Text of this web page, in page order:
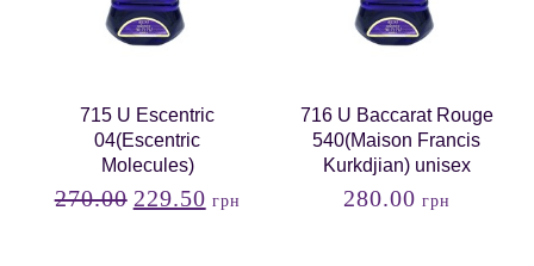
715 U Escentric
04(Еscentric
Molecules)
270.00 229.50 грн
716 U Baccarat Rouge
540(Maison Francis
Kurkdjian) unisex
280.00 грн